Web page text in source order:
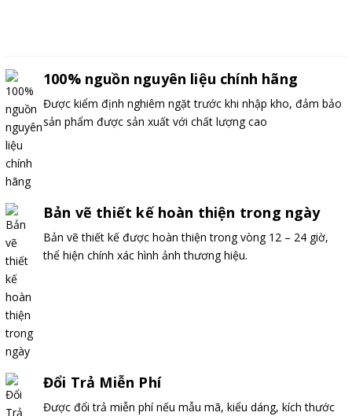
100% nguồn nguyên liệu chính hãng
Được kiểm định nghiêm ngặt trước khi nhập kho, đảm bảo
sản phẩm được sản xuất với chất lượng cao
Bản vẽ thiết kế hoàn thiện trong ngày
Bản vẽ thiết kế được hoàn thiện trong vòng 12 – 24 giờ,
thể hiện chính xác hình ảnh thương hiệu.
Đổi Trả Miễn Phí
Được đổi trả miễn phí nếu mẫu mã, kiểu dáng, kích thước